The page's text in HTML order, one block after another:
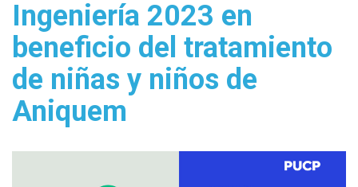
Ingeniería 2023 en
beneficio del tratamiento
de niñas y niños de
Aniquem